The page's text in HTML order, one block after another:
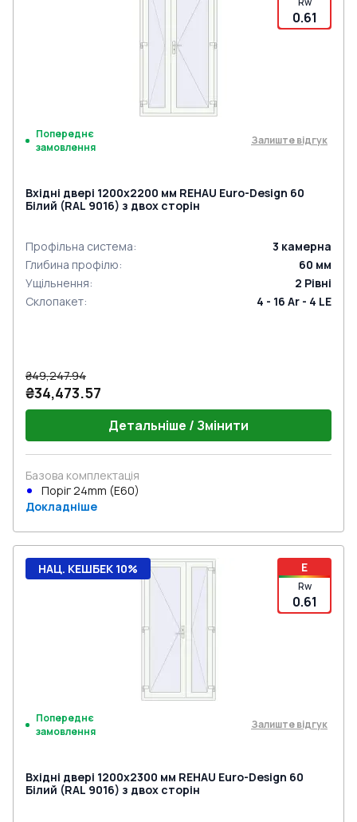
0.61
Попереднє
замовлення
Залиште відгук
Вхідні двері 1200x2200 мм REHAU Euro-Design 60
Білий (RAL 9016) з двох сторін
Профільна система: 3 камерна
Глибина профілю: 60 мм
Ущільнення: 2 Рівні
Склопакет: 4 - 16 Ar - 4 LE
₴49,247.94
₴34,473.57
Детальніше / Змінити
Базова комплектація
Поріг 24mm (E60)
Докладніше
E
Rw
0.61
НАЦ. КЕШБЕК 10%
Попереднє
замовлення
Залиште відгук
Вхідні двері 1200x2300 мм REHAU Euro-Design 60
Білий (RAL 9016) з двох сторін